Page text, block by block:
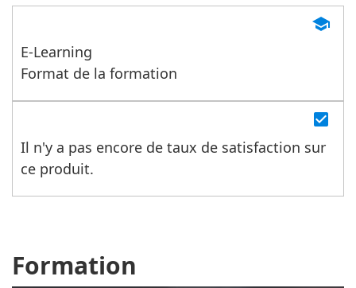
E-Learning
Format de la formation
school
Il n'y a pas encore de taux de satisfaction sur
ce produit.
check_box
Formation